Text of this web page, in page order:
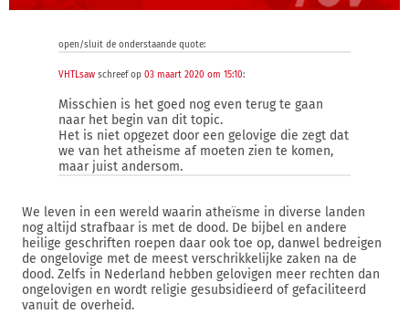
open/sluit de onderstaande quote:
VHTLsaw schreef op 03 maart 2020 om 15:10:
Misschien is het goed nog even terug te gaan
naar het begin van dit topic.
Het is niet opgezet door een gelovige die zegt dat
we van het atheisme af moeten zien te komen,
maar juist andersom.
We leven in een wereld waarin atheïsme in diverse landen
nog altijd strafbaar is met de dood. De bijbel en andere
heilige geschriften roepen daar ook toe op, danwel bedreigen
de ongelovige met de meest verschrikkelijke zaken na de
dood. Zelfs in Nederland hebben gelovigen meer rechten dan
ongelovigen en wordt religie gesubsidieerd of gefaciliteerd
vanuit de overheid.